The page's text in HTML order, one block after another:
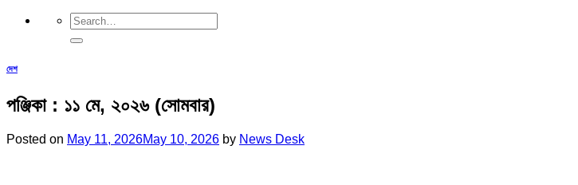
দেশ
পঞ্জিকা : ১১ মে, ২০২৬ (সোমবার)
Posted on May 11, 2026May 10, 2026 by News Desk